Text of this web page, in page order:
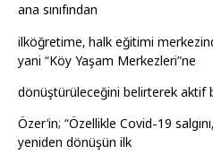
ana sınıfından
ilköğretime, halk eğitimi
yani “Köy Yaşam Merkezleri”ne
dönüştürüleceğini belirterek aktif
Özer’in; “Özellikle Covid-19
yeniden dönüşün ilk